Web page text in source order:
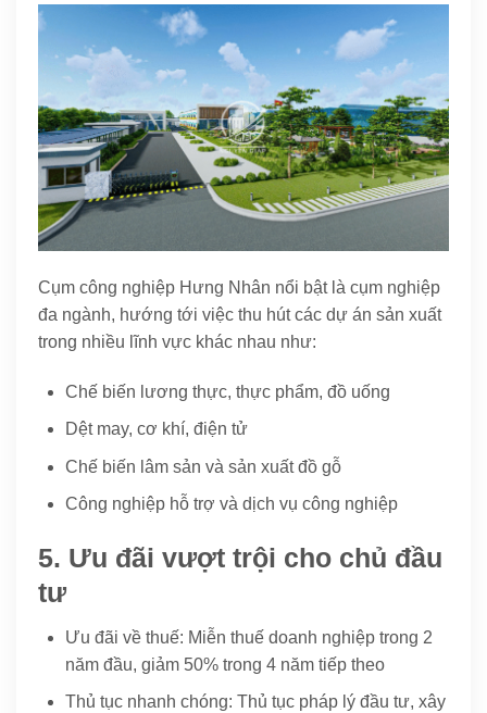
Cụm công nghiệp Hưng Nhân nổi bật là cụm nghiệp
đa ngành, hướng tới việc thu hút các dự án sản xuất
trong nhiều lĩnh vực khác nhau như:
Chế biến lương thực, thực phẩm, đồ uống
Dệt may, cơ khí, điện tử
Chế biến lâm sản và sản xuất đồ gỗ
Công nghiệp hỗ trợ và dịch vụ công nghiệp
5. Ưu đãi vượt trội cho chủ đầu
tư
Ưu đãi về thuế: Miễn thuế doanh nghiệp trong 2
năm đầu, giảm 50% trong 4 năm tiếp theo
Thủ tục nhanh chóng: Thủ tục pháp lý đầu tư, xây